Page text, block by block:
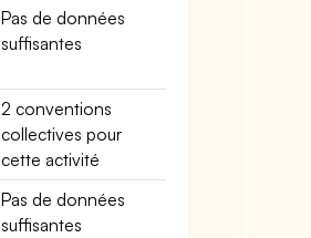
Pas de données
suffisantes
2 conventions
collectives pour
cette activité
Pas de données
suffisantes